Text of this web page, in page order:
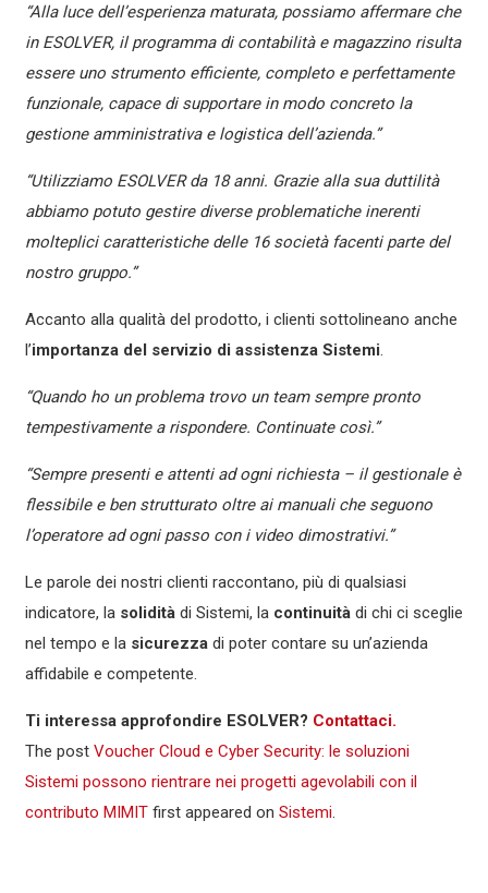
“Alla luce dell’esperienza maturata, possiamo affermare che
in ESOLVER, il programma di contabilità e magazzino risulta
essere uno strumento efficiente, completo e perfettamente
funzionale, capace di supportare in modo concreto la
gestione amministrativa e logistica dell’azienda.”
“Utilizziamo ESOLVER da 18 anni. Grazie alla sua duttilità
abbiamo potuto gestire diverse problematiche inerenti
molteplici caratteristiche delle 16 società facenti parte del
nostro gruppo.”
Accanto alla qualità del prodotto, i clienti sottolineano anche
l’importanza del servizio di assistenza Sistemi
“Quando ho un problema trovo un team sempre pronto
tempestivamente a rispondere. Continuate così.”
“Sempre presenti e attenti ad ogni richiesta – il gestionale è
flessibile e ben strutturato oltre ai manuali che seguono
l’operatore ad ogni passo con i video dimostrativi.”
Le parole dei nostri clienti raccontano, più di qualsiasi
indicatore, la soliditàdi Sistemi, la continuitàdi chi ci sceglie
nel tempo e la sicurezzadi poter contare su un’azienda
affidabile e competente.
Ti interessa approfondire ESOLVER? Contattaci.
The post Voucher Cloud e Cyber Security: le soluzioni
Sistemi possono rientrare nei progetti agevolabili con il
contributo MIMITfirst appeared on Sistemi